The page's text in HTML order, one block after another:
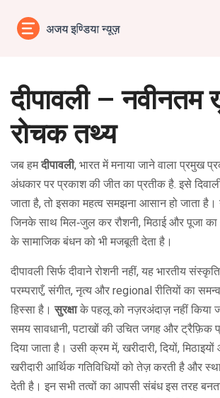
दीपावली –
रोचक तथ्य
जब हमदीपावली, भारत में मनाया जाने वाला प्रमुख
अंधकार पर प्रकाश की जीत का प्रतीक है. इसे
जाता है, तो इसका महत्व समझना आसान हो जाता है।
जिनके साथ मिल‑जुल कर रौशनी, मिठाई और पूजा
के सामाजिक बंधन को भी मजबूती देता है।
दीपावली सिर्फ दीवाने रोशनी नहीं, यह भारतीय संस्कृति
परम्पराएँ, संगीत, नृत्य और regional रीतियों का
हिस्सा है।सुरक्षाके पहलू को नज़रअंदाज़ नहीं किया
समय सावधानी, पटाखों की उचित जगह और ट्रैफ़िक
दिया जाता है। उसी क्रम में, खरीदारी, दियों,
खरीदारी आर्थिक गतिविधियों को तेज़ करती है और
देती है। इन सभी तत्वों का आपसी संबंध इस तरह बनता